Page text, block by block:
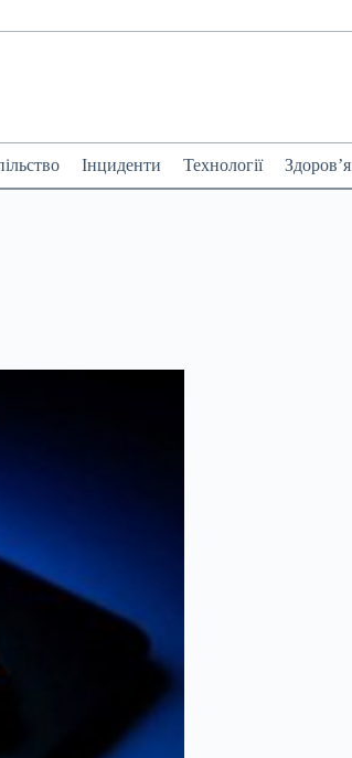
Інциденти Технології Здоров’я